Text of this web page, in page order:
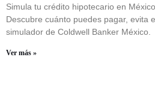
Simula tu crédito hipotecario en
Descubre cuánto puedes pagar, evita
simulador de Coldwell Banker México.
Ver más »